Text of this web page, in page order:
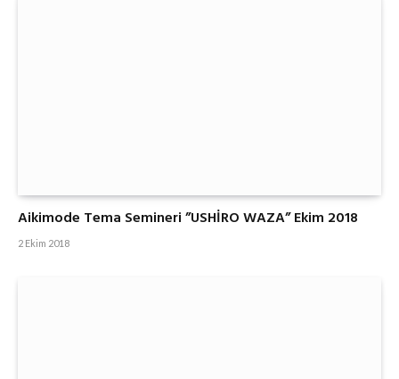
Aikimode Tema Semineri ”USHİRO WAZA” Ekim 2018
2 Ekim 2018